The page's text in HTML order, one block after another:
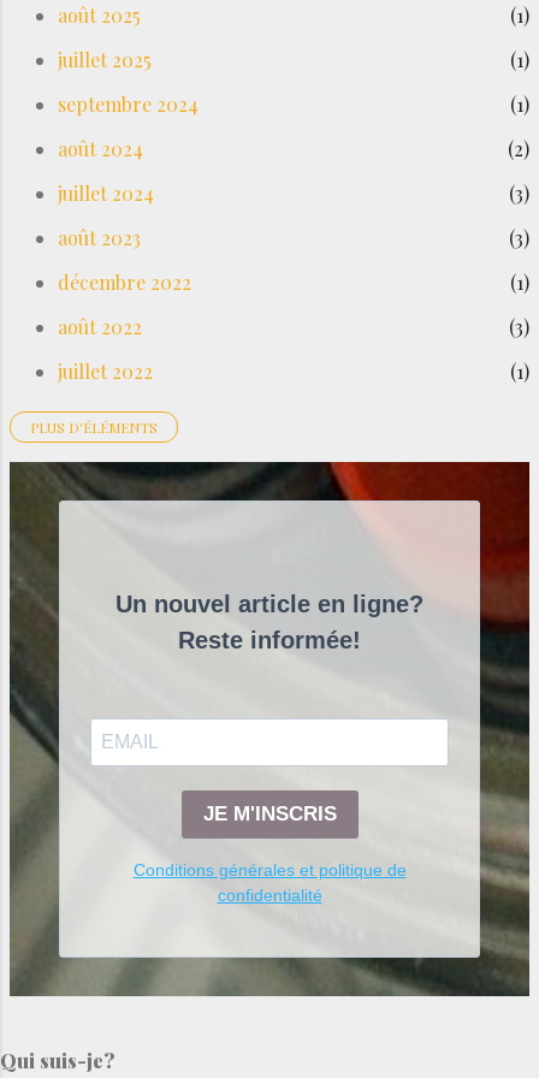
août 2025
1
juillet 2025
1
septembre 2024
1
août 2024
2
juillet 2024
3
août 2023
3
décembre 2022
1
août 2022
3
juillet 2022
1
avril 2022
mars 2022
avril 2021
3
janvier 2021
4
décembre 2020
novembre 2020
octobre 2020
4
5
août 2020
6
juin 2020
PLUS D'ÉLÉMENTS
Un nouvel article en ligne?
Reste informée!
JE M'INSCRIS
Conditions générales et politique de
confidentialité
Qui suis-je?